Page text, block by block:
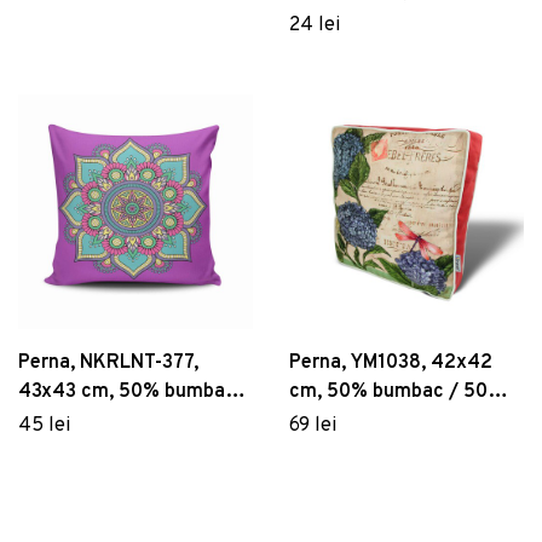
50% bumbac / 50%
24 lei
Perna, NKRLNT-377,
43x43 cm, 50% bumbac /
50% poliester, Multicolor
45 lei
Perna, YM1038, 42x42
cm, 50% bumbac / 50%
poliester, Multicolor
69 lei